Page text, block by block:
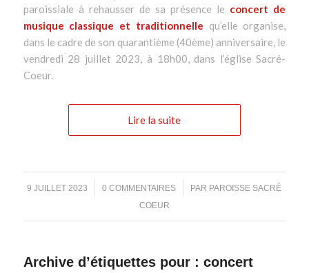
paroissiale à rehausser de sa présence le concert de
musique classique et traditionnelle qu’elle organise,
dans le cadre de son quarantième (40ème) anniversaire, le
vendredi 28 juillet 2023, à 18h00, dans l’église Sacré-
Coeur.
Lire la suite
9 JUILLET 2023
/ 0 COMMENTAIRES
/ PAR PAROISSE SACRÉ
COEUR
Archive d’étiquettes pour : concert